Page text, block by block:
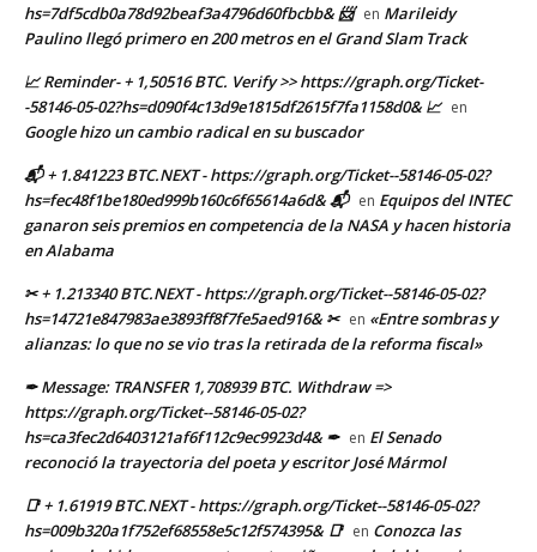
hs=7df5cdb0a78d92beaf3a4796d60fbcbb& 📨 en Marileidy
Paulino llegó primero en 200 metros en el Grand Slam Track
📈 Reminder- + 1,50516 BTC. Verify >> https://graph.org/Ticket-
-58146-05-02?hs=d090f4c13d9e1815df2615f7fa1158d0& 📈 en
Google hizo un cambio radical en su buscador
📬 + 1.841223 BTC.NEXT - https://graph.org/Ticket--58146-05-02?
hs=fec48f1be180ed999b160c6f65614a6d& 📬 en Equipos del INTEC
ganaron seis premios en competencia de la NASA y hacen historia
en Alabama
✂ + 1.213340 BTC.NEXT - https://graph.org/Ticket--58146-05-02?
hs=14721e847983ae3893ff8f7fe5aed916& ✂ en «Entre sombras y
alianzas: lo que no se vio tras la retirada de la reforma fiscal»
✒ Message: TRANSFER 1,708939 BTC. Withdraw =>
https://graph.org/Ticket--58146-05-02?
hs=ca3fec2d6403121af6f112c9ec9923d4& ✒ en El Senado
reconoció la trayectoria del poeta y escritor José Mármol
📑 + 1.61919 BTC.NEXT - https://graph.org/Ticket--58146-05-02?
hs=009b320a1f752ef68558e5c12f574395& 📑 en Conozca las